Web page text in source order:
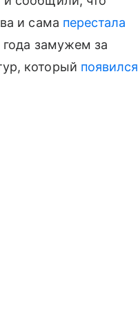
и сама перестала
года замужем за
который появился